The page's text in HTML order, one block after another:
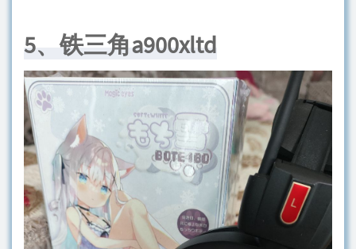
5、铁三角a900xltd